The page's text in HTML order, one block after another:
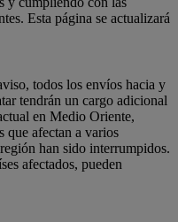
Esta página se actualizará
todos los envíos hacia y
tendrán un cargo adicional
en Medio Oriente,
que afectan a varios
han sido interrumpidos.
afectados, pueden